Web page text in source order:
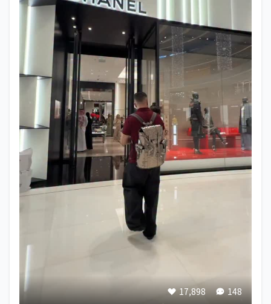
17,898 148